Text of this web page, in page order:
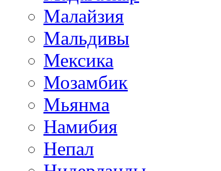
Малайзия
Мальдивы
Мексика
Мозамбик
Мьянма
Намибия
Непал